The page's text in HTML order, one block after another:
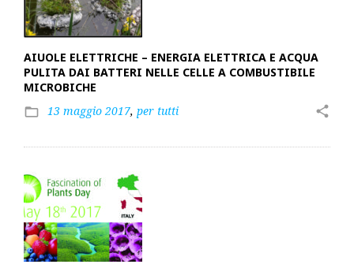
AIUOLE ELETTRICHE – ENERGIA ELETTRICA E ACQUA
PULITA DAI BATTERI NELLE CELLE A COMBUSTIBILE
MICROBICHE
folder_open 13 maggio 2017, per tutti share